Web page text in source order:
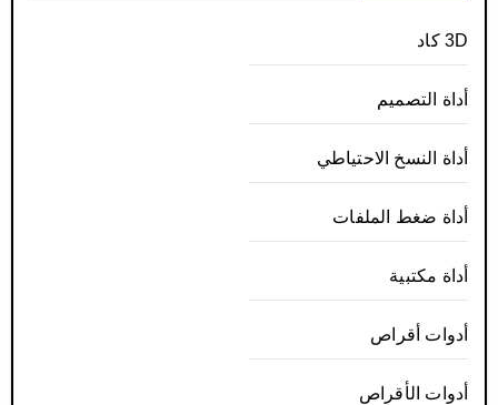
3D كاد
أداة التصميم
أداة النسخ الاحتياطي
أداة ضغط الملفات
أداة مكتبية
أدوات أقراص
أدوات الأقراص